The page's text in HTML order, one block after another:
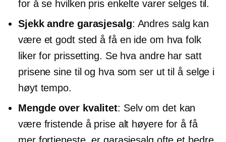
for å se hvilken pris enkelte varer selges til.
Sjekk andre garasjesalg: Andres salg kan
være et godt sted å få en ide om hva folk
liker for prissetting. Se hva andre har satt
prisene sine til og hva som ser ut til å selge i
høyt tempo.
Mengde over kvalitet: Selv om det kan
være fristende å prise alt høyere for å få